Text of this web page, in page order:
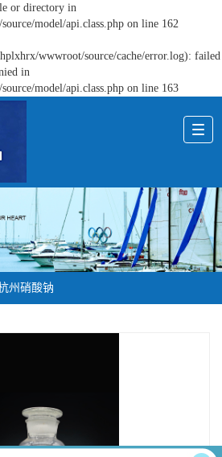
or directory in
model/api.class.php on line 162
wwwroot/source/cache/error.log): failed
in
model/api.class.php on line 163
州硝酸钠